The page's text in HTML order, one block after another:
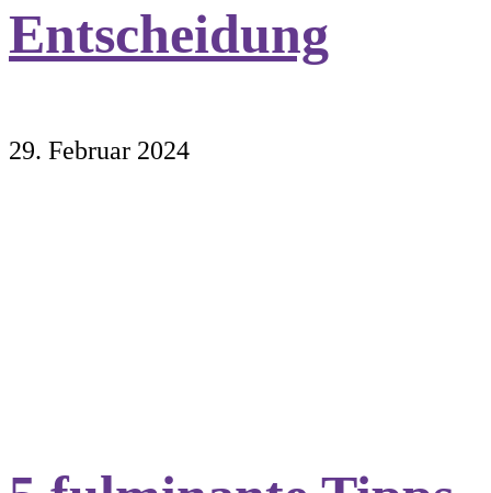
Entscheidung
29. Februar 2024